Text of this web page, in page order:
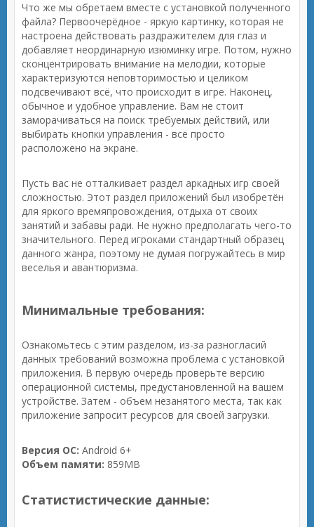
Что же мы обретаем вместе с установкой полученного
файла? Первоочерёдное - яркую картинку, которая не
настроена действовать раздражителем для глаз и
добавляет неординарную изюминку игре. Потом, нужно
сконцентрировать внимание на мелодии, которые
характеризуются неповторимостью и целиком
подсвечивают всё, что происходит в игре. Наконец,
обычное и удобное управление. Вам не стоит
заморачиваться на поиск требуемых действий, или
выбирать кнопки управления - всё просто
расположено на экране.
Пусть вас не отталкивает раздел аркадных игр своей
сложностью. Этот раздел приложений был изобретён
для яркого времяпровождения, отдыха от своих
занятий и забавы ради. Не нужно предполагать чего-то
значительного. Перед игроками стандартный образец
данного жанра, поэтому не думая погружайтесь в мир
веселья и авантюризма.
Минимальные требования:
Ознакомьтесь с этим разделом, из-за разногласий
данных требований возможна проблема с установкой
приложения. В первую очередь проверьте версию
операционной системы, предустановленной на вашем
устройстве. Затем - объем незанятого места, так как
приложение запросит ресурсов для своей загрузки.
Версия ОС: Android 6+
Объем памяти: 859MB
Статистистические данные: